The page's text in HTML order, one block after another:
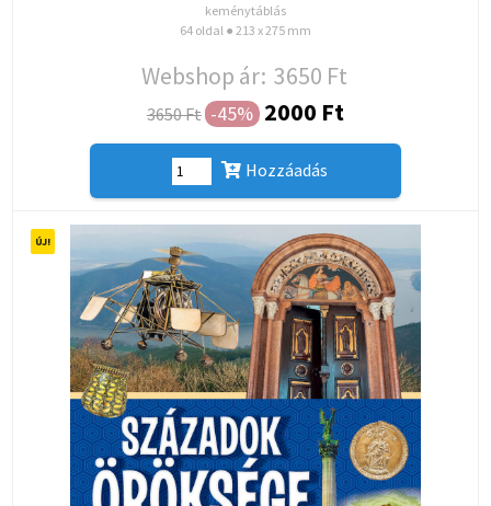
keménytáblás
64 oldal ● 213 x 275 mm
Webshop ár: 3650 Ft
3650 Ft -45% 2000 Ft
Hozzáadás